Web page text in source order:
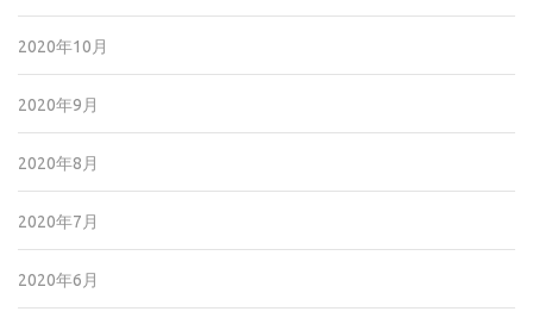
2020年10月
2020年9月
2020年8月
2020年7月
2020年6月